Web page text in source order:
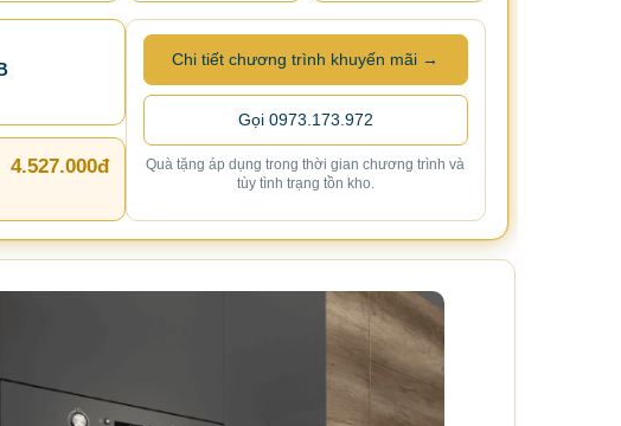
4.527.000đ
Chi tiết chương trình khuyến mãi →
Gọi 0973.173.972
Quà tặng áp dụng trong thời gian chương trình và
tùy tình trạng tồn kho.